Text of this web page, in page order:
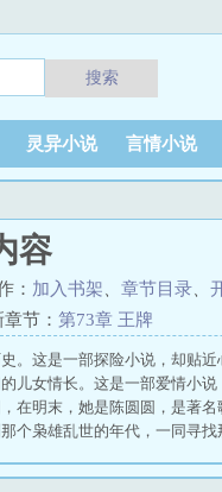
搜索
灵异小说 言情小说
容
： 加入书架 章节目录
节： 第73章 王牌
。这是一部探险小说，却贴
儿女情长。这是一部爱情小
在明末，她是陈圆圆，是著
个枭雄乱世的年代，一同寻